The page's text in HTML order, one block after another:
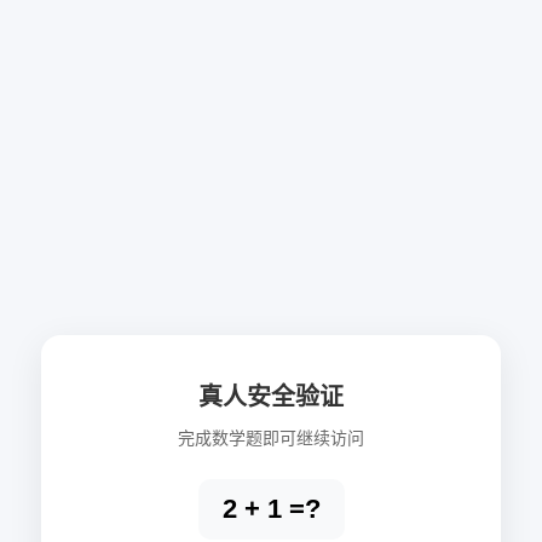
真人安全验证
完成数学题即可继续访问
2 + 1 =?